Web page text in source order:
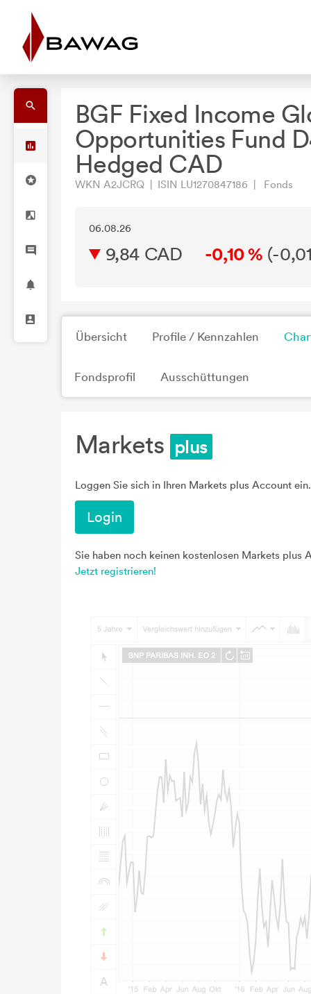
BGF Fixed Income
Opportunities Fund
Hedged CAD
WKN A2JCRQ | ISIN LU1270847186 | Fonds
06.08.26
9,84 CAD -0,10 % (-
Übersicht Profile / Kennzahlen
Fondsprofil Ausschüttungen
Markets
Loggen Sie sich in Ihren Markets plus Account ein.
Login
Sie haben noch keinen kostenlosen Markets plus
Jetzt registrieren!